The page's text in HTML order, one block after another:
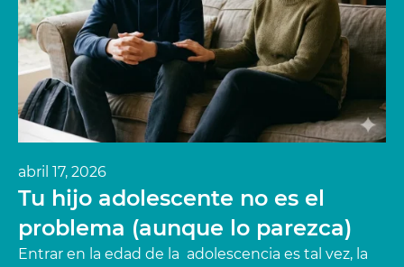
abril 17, 2026
Tu hijo adolescente no es el
problema (aunque lo parezca)
Entrar en la edad de la adolescencia es tal vez, la